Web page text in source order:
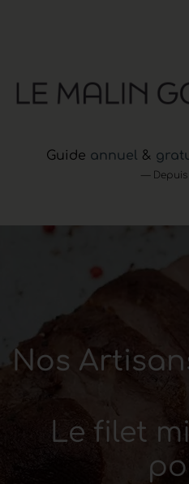
Guide annuel &
— Depuis
Nos
Le filet